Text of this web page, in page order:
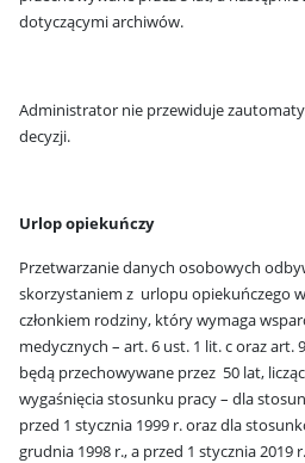
dotyczącymi archiwów.
Administrator nie przewiduje
decyzji.
Urlop opiekuńczy
Przetwarzanie danych osobowych
skorzystaniem z urlopu opiekuńczego
członkiem rodziny, który wymaga
medycznych – art. 6 ust. 1 lit. c oraz art.
będą przechowywane przez 50 lat,
wygaśnięcia stosunku pracy – dla
przed 1 stycznia 1999 r. oraz dla
grudnia 1998 r., a przed 1 stycznia 2019